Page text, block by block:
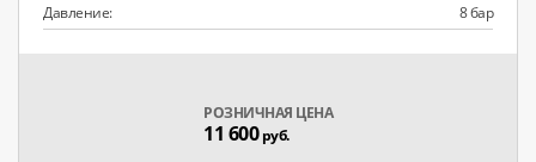
Давление:
8 бар
РОЗНИЧНАЯ ЦЕНА
11 600руб.